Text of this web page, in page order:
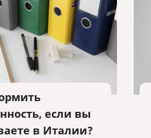
если вы
в Италии?